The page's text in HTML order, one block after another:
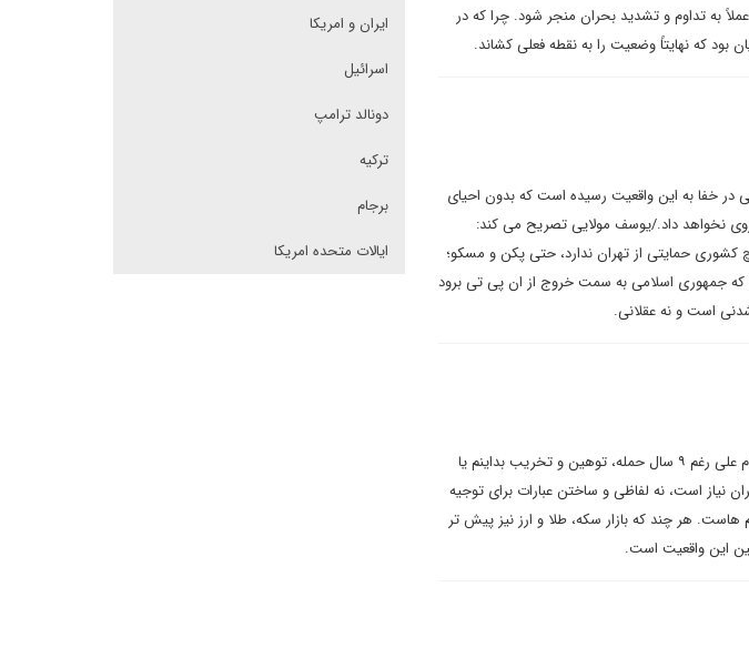
به تداوم و تشدید بحران منجر شود. چرا که در
بود که نهایتاً وضعیت را به نقطه فعلی کشاند.
در خفا به این واقعیت رسیده است که بدون احیای
نخواهد داد./یوسف مولایی تصریح می کند:
کشوری حمایتی از تهران ندارد، حتی پکن و مسکو؛
که جمهوری اسلامی به سمت خروج از ان پی تی برود
است و نه عقلانی.
چه عبارت «توافق قوی جدید» را اسم رمز اصولگرایان برای توجیه احیای برجام علی رغم ۹ سال حمله، توهین و تخریب بداینم یا
نیاز است، نه لفاظی و ساختن عبارات برای توجیه
هر چند که بازار سکه، طلا و ارز نیز پیش تر
این واقعیت است.
ایران و امریکا
اسرائیل
دونالد ترامپ
ترکیه
برجام
ایالات متحده امریکا